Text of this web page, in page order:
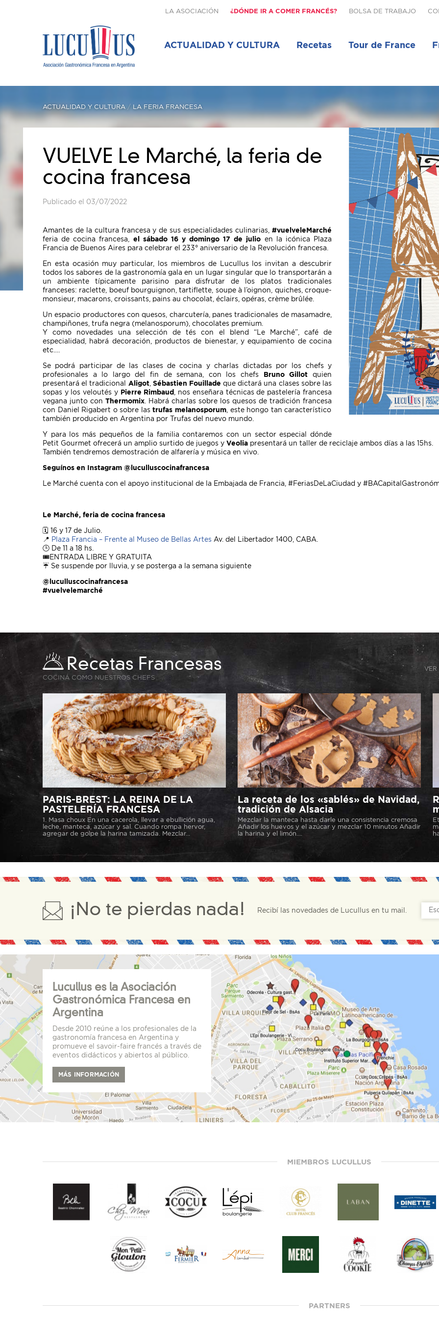
LA ASOCIACIÓN ¿DÓNDE IR A COMER FRANCÉS? BOLSA DE TRABAJO
ACTUALIDAD Y CULTURA Recetas Tour de France
ACTUALIDAD Y CULTURA / LA FERIA FRANCESA
VUELVE Le Marché, la feria de
cocina francesa
Publicado el 03/07/2022
Amantes de la cultura francesa y de sus especialidades culinarias, #vuelveleMarché
feria de cocina francesa, el sábado 16 y domingo 17 de julio en la icónica Plaza
Francia de Buenos Aires para celebrar el 233° aniversario de la Revolución francesa.
En esta ocasión muy particular, los miembros de Lucullus los invitan a descubrir
todos los sabores de la gastronomía gala en un lugar singular que lo transportarán a
un ambiente típicamenteparisino para disfrutar de los platos tradicionales
franceses: raclette, boeuf bourguignon, tartiflette, soupe à l’oignon, quiches, croque-
monsieur, macarons, croissants, pains au chocolat, éclairs, opéras, crème brûlée.
Un espacio productores con quesos, charcutería, panes tradicionales de masamadre,
champiñones, trufa negra (melanosporum), chocolates premium.
Y como novedades una selección de tés con el blend “Le Marché”, café de
especialidad, habrá decoración, productos de bienestar, y equipamiento de cocina
etc….
Se podrá participar de las clases de cocina y charlas dictadas por los chefs y
profesionales a lo largo del fin de semana, con los chefs Bruno Gillot quien
presentará el tradicional
Aligot, Sébastien Fouillade que dictará una clases sobre las
sopas y los veloutés y Pierre Rimbaud
, nos enseñara técnicas de pastelería francesa
vegana junto con Thermomix. Habrá charlas sobre los quesos de tradición francesa
con Daniel Rigabert o sobre lastrufas melanosporum , este hongo tan característico
también producido en Argentina por Trufas del nuevo mundo.
Y para los más pequeños de la familia contaremos con un sector especial dónde
Petit Gourmet ofrecerá un amplio surtido de juegos y Veolia presentará un taller de reciclaje ambos días a las 15hs.
También tendremos demostración de alfarería y música en vivo.
Seguínos en Instagram @luculluscocinafrancesa
Le Marché cuenta con el apoyo institucional de la Embajada de Francia, #FeriasDeLaCiudad y
Le Marché, feria de cocina francesa
🗓 16 y 17 de Julio.
📍 Plaza Francia – Frente al Museo de Bellas Artes Av. del Libertador 1400, CABA.
🕒 De 11 a 18 hs.
🎟️ENTRADA LIBRE Y GRATUITA
☔ Se suspende por lluvia, y se posterga a la semana siguiente
@luculluscocinafrancesa
#vuelvelemarché
VER
Recetas Francesas
COCINÁ COMO NUESTROS CHEFS
PARIS-BREST: LA REINA DE LA
PASTELERÍA FRANCESA
1. Masa choux En una cacerola, llevar a ebullición agua,
leche, manteca, azúcar y sal. Cuando rompa hervor,
agregar de golpe la harina tamizada. Mezclar...
La receta de los «sablés» de Navidad,
tradición de Alsacia
Mezclar la manteca hasta darle una consistencia cremosa
Añadir los huevos y el azúcar y mezclar 10 minutos Añadir
la harina y el limón....
¡No te pierdas nada! Recibí las novedades de Lucullus en tu mail.
Lucullus es la Asociación
Gastronómica Francesa en
Argentina
Desde 2010 reúne a los profesionales de la
gastronomía francesa en Argentina y
promueve el savoir-faire francés a través de
eventos didácticos y abiertos al público.
MÁS INFORMACIÓN
MIEMBROS LUCULLUS
PARTNERS